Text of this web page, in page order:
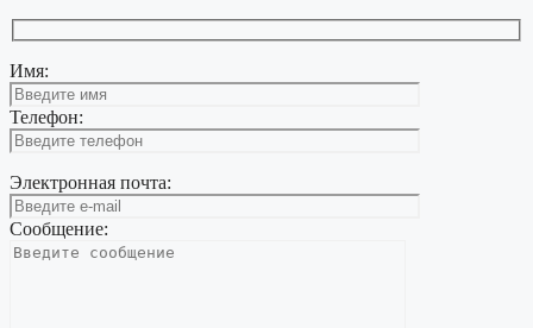
Имя:
Телефон:
Электронная почта:
Сообщение: